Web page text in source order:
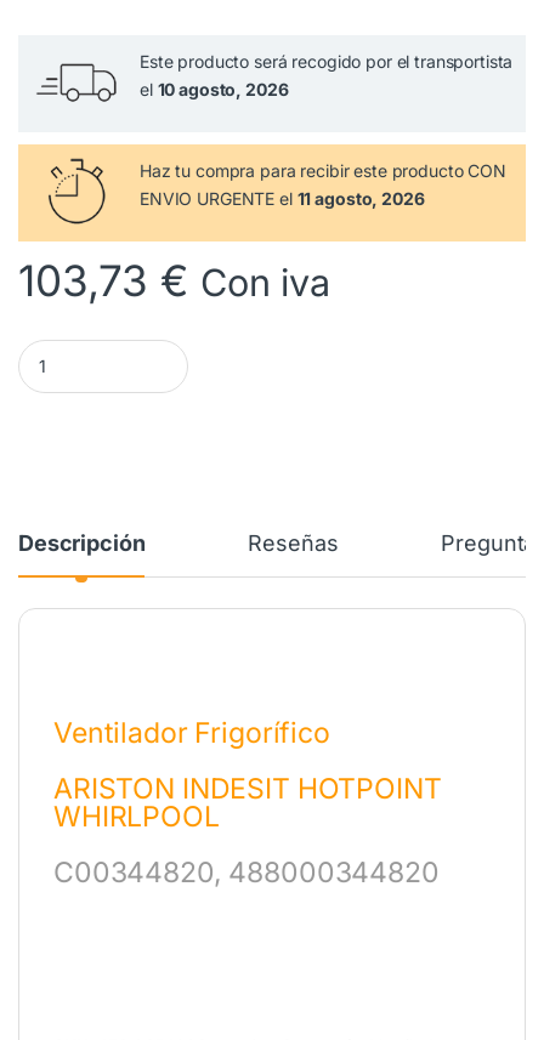
Este producto será recogido por el transportista
el 10 agosto, 2026
Haz tu compra para recibir este producto CON
ENVIO URGENTE el 11 agosto, 2026
103,73 € Con iva
Ventilador Frigorifico INDESIT HOTPOINT C00344820 cantidad
Descripción Reseñas
Ventilador Frigorífico
ARISTON INDESIT HOTPOINT
WHIRLPOOL
C00344820, 488000344820